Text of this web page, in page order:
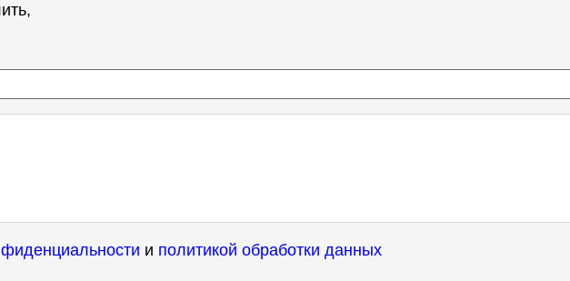
и политикой обработки данных